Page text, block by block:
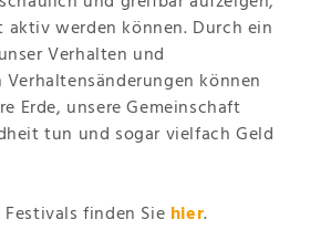
aktiv werden können. Durch ein
Verhalten und
können
Erde, unsere Gemeinschaft
tun und sogar vielfach Geld
Festivals finden Sie hier.